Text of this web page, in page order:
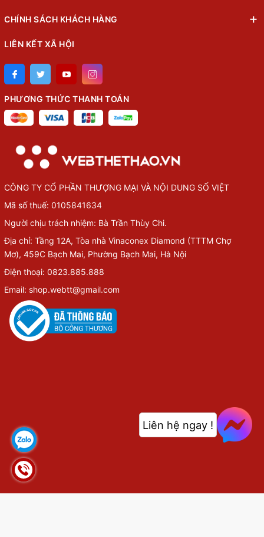
CHÍNH SÁCH KHÁCH HÀNG
LIÊN KẾT XÃ HỘI
PHƯƠNG THỨC THANH TOÁN
CÔNG TY CỔ PHẦN THƯỢNG MẠI VÀ NỘI DUNG SỐ VIỆT
Mã số thuế: 0105841634
Người chịu trách nhiệm: Bà Trần Thùy Chi.
Địa chỉ: Tầng 12A, Tòa nhà Vinaconex Diamond (TTTM Chợ
Mơ), 459C Bạch Mai, Phường Bạch Mai, Hà Nội
Điện thoại: 0823.885.888
Email: shop.webtt@gmail.com
Liên hệ ngay !